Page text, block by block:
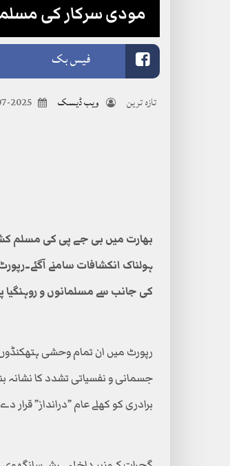
مودی سرکار کی
فیس بک
تازہ ترین ویب ڈیسک 2025-07-12
بھارت میں بی جے پی کی مسلم
کی جانب سے مسلمانوں و روہنگیا
رپورٹ میں ان تمام وحشی
جسمانی و نفسیاتی تشدد کا نشانہ
برادری کو کھلے عام ”درانداز” قرار